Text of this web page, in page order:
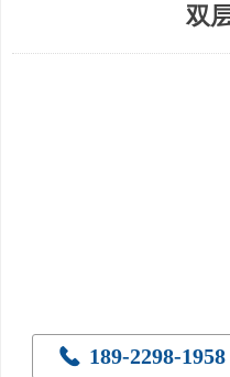
双
끅 189-2298-1958